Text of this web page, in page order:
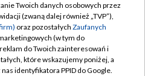
TVP
prywatności
zgody
Twoich danych osobowych przez
(zwaną dalej również „TVP”),
oraz pozostałych Zaufanych
(w tym do
do Twoich zainteresowań i
które wskazujemy poniżej, a
identyfikatora PPID do Google.